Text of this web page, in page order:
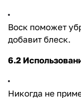
Воск поможет
добавит блеск.
6.2
Никогда не